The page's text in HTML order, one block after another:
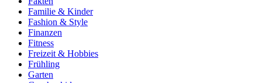
Familie & Kinder
Fashion & Style
Finanzen
Fitness
Freizeit & Hobbies
Frühling
Garten